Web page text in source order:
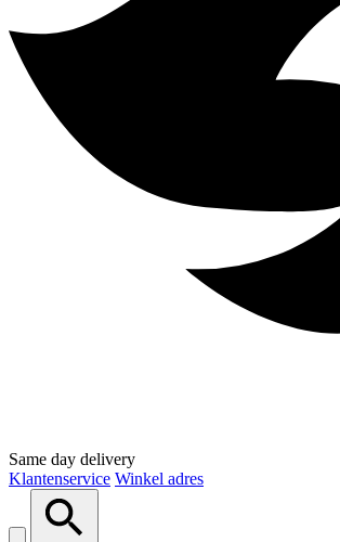
Same day delivery
Klantenservice Winkel adres